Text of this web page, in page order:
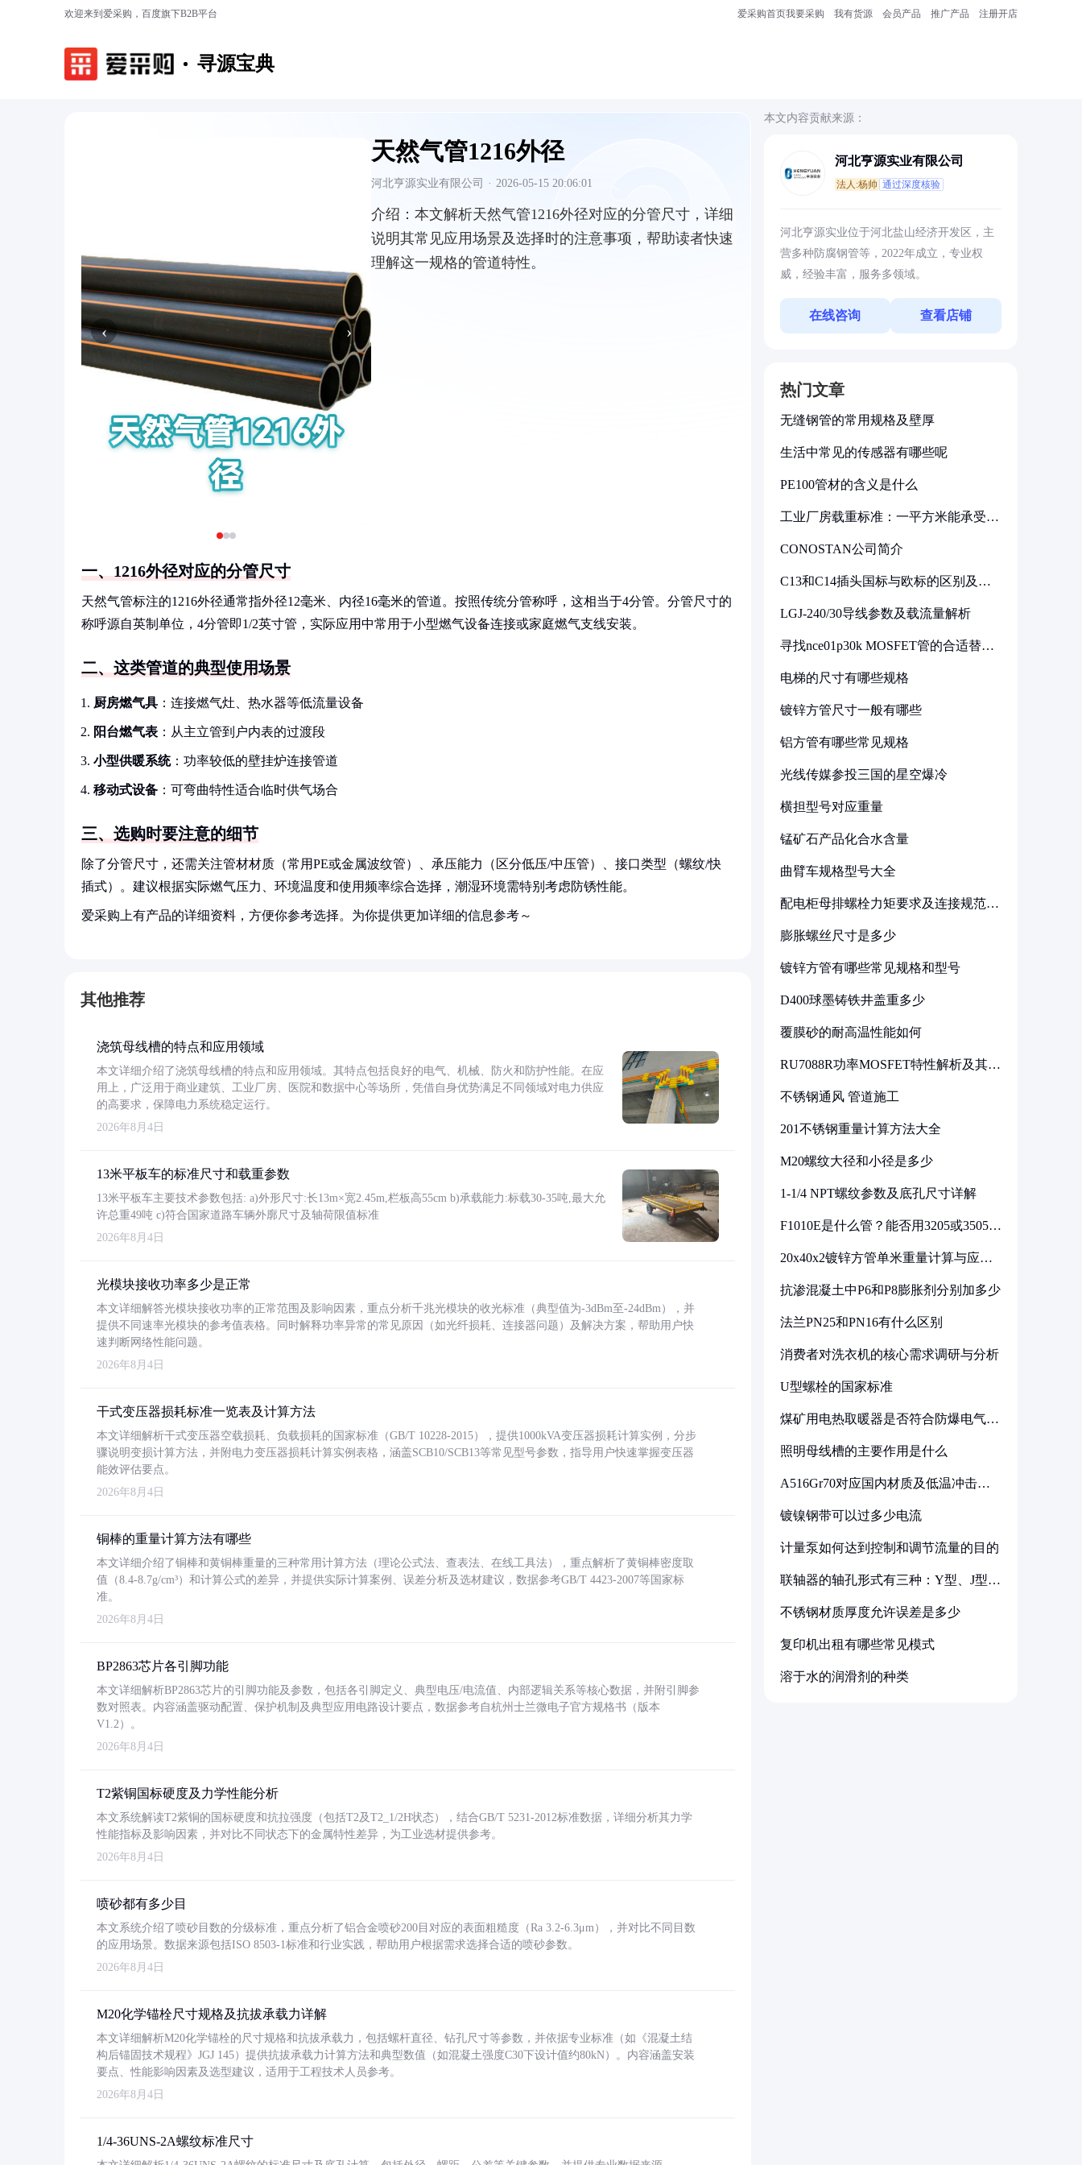
欢迎来到爱采购，百度旗下B2B平台 爱采购首页我要采购 我有货源 会员产品 推广产品 注册开店
寻源宝典
‹ ›
天然气管1216外径
河北亨源实业有限公司 · 2026-05-15 20:06:01
介绍： 本文解析天然气管1216外径对应的分管尺寸，详细
说明其常见应用场景及选择时的注意事项，帮助读者快速
理解这一规格的管道特性。
一、1216外径对应的分管尺寸
天然气管标注的1216外径通常指外径12毫米、内径16毫米的管道。按照传统分管称呼，这相当于4分管。分管尺寸的
称呼源自英制单位，4分管即1/2英寸管，实际应用中常用于小型燃气设备连接或家庭燃气支线安装。
二、这类管道的典型使用场景
厨房燃气具 ：连接燃气灶、热水器等低流量设备
阳台燃气表 ：从主立管到户内表的过渡段
小型供暖系统：功率较低的壁挂炉连接管道
移动式设备 ：可弯曲特性适合临时供气场合
三、选购时要注意的细节
除了分管尺寸，还需关注管材材质（常用PE或金属波纹管）、承压能力（区分低压/中压管）、接口类型（螺纹/快
插式）。建议根据实际燃气压力、环境温度和使用频率综合选择，潮湿环境需特别考虑防锈性能。
爱采购上有产品的详细资料，方便你参考选择。为你提供更加详细的信息参考～
其他推荐
浇筑母线槽的特点和应用领域
本文详细介绍了浇筑母线槽的特点和应用领域。其特点包括良好的电气、机械、防火和防护性能。在应
用上，广泛用于商业建筑、工业厂房、医院和数据中心等场所，凭借自身优势满足不同领域对电力供应
的高要求，保障电力系统稳定运行。
2026年8月4日
13米平板车的标准尺寸和载重参数
13米平板车主要技术参数包括: a)外形尺寸:长13m×宽2.45m,栏板高55cm b)承载能力:标载30-35吨,最大允
许总重49吨 c)符合国家道路车辆外廓尺寸及轴荷限值标准
2026年8月4日
光模块接收功率多少是正常
本文详细解答光模块接收功率的正常范围及影响因素，重点分析千兆光模块的收光标准（典型值为-3dBm至-24dBm），并
提供不同速率光模块的参考值表格。同时解释功率异常的常见原因（如光纤损耗、连接器问题）及解决方案，帮助用户快
速判断网络性能问题。
2026年8月4日
干式变压器损耗标准一览表及计算方法
本文详细解析干式变压器空载损耗、负载损耗的国家标准（GB/T 10228-2015），提供1000kVA变压器损耗计算实例，分步
骤说明变损计算方法，并附电力变压器损耗计算实例表格，涵盖SCB10/SCB13等常见型号参数，指导用户快速掌握变压器
能效评估要点。
2026年8月4日
铜棒的重量计算方法有哪些
本文详细介绍了铜棒和黄铜棒重量的三种常用计算方法（理论公式法、查表法、在线工具法），重点解析了黄铜棒密度取
值（8.4-8.7g/cm³）和计算公式的差异，并提供实际计算案例、误差分析及选材建议，数据参考GB/T 4423-2007等国家标
准。
2026年8月4日
BP2863芯片各引脚功能
本文详细解析BP2863芯片的引脚功能及参数，包括各引脚定义、典型电压/电流值、内部逻辑关系等核心数据，并附引脚参
数对照表。内容涵盖驱动配置、保护机制及典型应用电路设计要点，数据参考自杭州士兰微电子官方规格书（版本
V1.2）。
2026年8月4日
T2紫铜国标硬度及力学性能分析
本文系统解读T2紫铜的国标硬度和抗拉强度（包括T2及T2_1/2H状态），结合GB/T 5231-2012标准数据，详细分析其力学
性能指标及影响因素，并对比不同状态下的金属特性差异，为工业选材提供参考。
2026年8月4日
喷砂都有多少目
本文系统介绍了喷砂目数的分级标准，重点分析了铝合金喷砂200目对应的表面粗糙度（Ra 3.2-6.3μm），并对比不同目数
的应用场景。数据来源包括ISO 8503-1标准和行业实践，帮助用户根据需求选择合适的喷砂参数。
2026年8月4日
M20化学锚栓尺寸规格及抗拔承载力详解
本文详细解析M20化学锚栓的尺寸规格和抗拔承载力，包括螺杆直径、钻孔尺寸等参数，并依据专业标准（如《混凝土结
构后锚固技术规程》JGJ 145）提供抗拔承载力计算方法和典型数值（如混凝土强度C30下设计值约80kN）。内容涵盖安装
要点、性能影响因素及选型建议，适用于工程技术人员参考。
2026年8月4日
1/4-36UNS-2A螺纹标准尺寸
本文内容贡献来源：
河北亨源实业有限公司
法人:杨帅 通过深度核验
河北亨源实业位于河北盐山经济开发区，主
营多种防腐钢管等，2022年成立，专业权
威，经验丰富，服务多领域。
在线咨询 查看店铺
热门文章
无缝钢管的常用规格及壁厚
生活中常见的传感器有哪些呢
PE100管材的含义是什么
工业厂房载重标准：一平方米能承受多
CONOSTAN公司简介
C13和C14插头国标与欧标的区别及其
LGJ-240/30导线参数及载流量解析
寻找nce01p30k MOSFET管的合适替代
电梯的尺寸有哪些规格
镀锌方管尺寸一般有哪些
铝方管有哪些常见规格
光线传媒参投三国的星空爆冷
横担型号对应重量
锰矿石产品化合水含量
曲臂车规格型号大全
配电柜母排螺栓力矩要求及连接规范详
膨胀螺丝尺寸是多少
镀锌方管有哪些常见规格和型号
D400球墨铸铁井盖重多少
覆膜砂的耐高温性能如何
RU7088R功率MOSFET特性解析及其在
不锈钢通风 管道施工
201不锈钢重量计算方法大全
M20螺纹大径和小径是多少
1-1/4 NPT螺纹参数及底孔尺寸详解
F1010E是什么管？能否用3205或3505代
20x40x2镀锌方管单米重量计算与应用
抗渗混凝土中P6和P8膨胀剂分别加多少
法兰PN25和PN16有什么区别
消费者对洗衣机的核心需求调研与分析
U型螺栓的国家标准
煤矿用电热取暖器是否符合防爆电气设
照明母线槽的主要作用是什么
A516Gr70对应国内材质及低温冲击要
镀镍钢带可以过多少电流
计量泵如何达到控制和调节流量的目的
联轴器的轴孔形式有三种：Y型、J型、
不锈钢材质厚度允许误差是多少
复印机出租有哪些常见模式
溶于水的润滑剂的种类